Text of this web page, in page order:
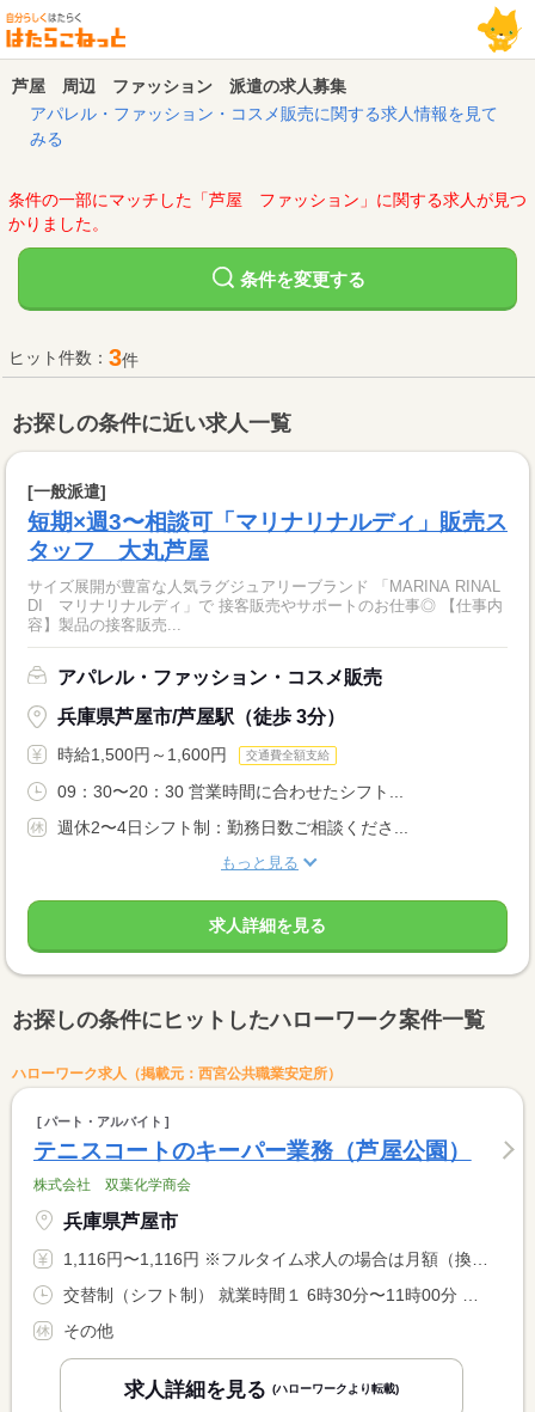
芦屋 周辺 ファッション 派遣の求人募集
アパレル・ファッション・コスメ販売に関する求人情報を見て
みる
条件の一部にマッチした「芦屋 ファッション」に関する求人が見つ
かりました。
条件を変更する
ヒット件数： 3件
お探しの条件に近い求人一覧
[一般派遣]
短期×週3〜相談可「マリナリナルディ」販売ス
タッフ 大丸芦屋
サイズ展開が豊富な人気ラグジュアリーブランド 「MARINA RINAL
DI マリナリナルディ」で 接客販売やサポートのお仕事◎ 【仕事内
容】製品の接客販売...
アパレル・ファッション・コスメ販売
兵庫県芦屋市/芦屋駅（徒歩 3分）
時給1,500円～1,600円 交通費全額支給
09：30〜20：30 営業時間に合わせたシフト...
週休2〜4日シフト制：勤務日数ご相談くださ...
もっと見る
求人詳細を見る
お探しの条件にヒットしたハローワーク案件一覧
ハローワーク求人（掲載元：西宮公共職業安定所）
パート・アルバイト
テニスコートのキーパー業務（芦屋公園）
株式会社 双葉化学商会
兵庫県芦屋市
1,116円〜1,116円 ※フルタイム求人の場合は月額（換算額）、パート求人の場合は時間額を表示しています。
交替制（シフト制） 就業時間１ 6時30分〜11時00分 就業時間に関する特記事項 （１）就労時間４．５ｈ <BR> ※業務の都合により６時〜早出出勤の場合あり。
その他
求人詳細を見る (ハローワークより転載)